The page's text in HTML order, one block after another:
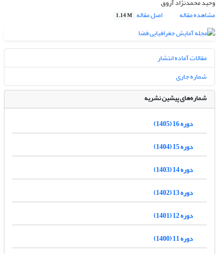
وحید محمدنژاد آروق
مشاهده مقاله
اصل مقاله 1.14 M
مقالات آماده انتشار
شماره جاری
شماره‌های پیشین نشریه
دوره 16 (1405)
دوره 15 (1404)
دوره 14 (1403)
دوره 13 (1402)
دوره 12 (1401)
دوره 11 (1400)